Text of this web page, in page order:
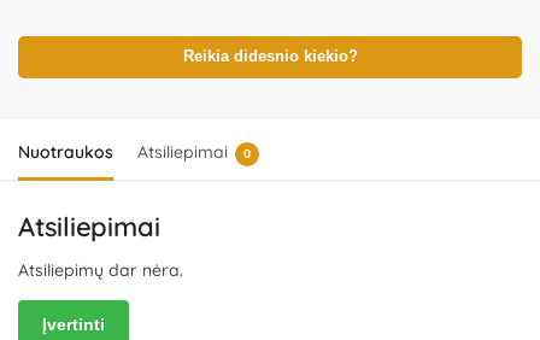
Reikia didesnio kiekio?
Nuotraukos Atsiliepimai 0
Atsiliepimai
Atsiliepimų dar nėra.
Įvertinti